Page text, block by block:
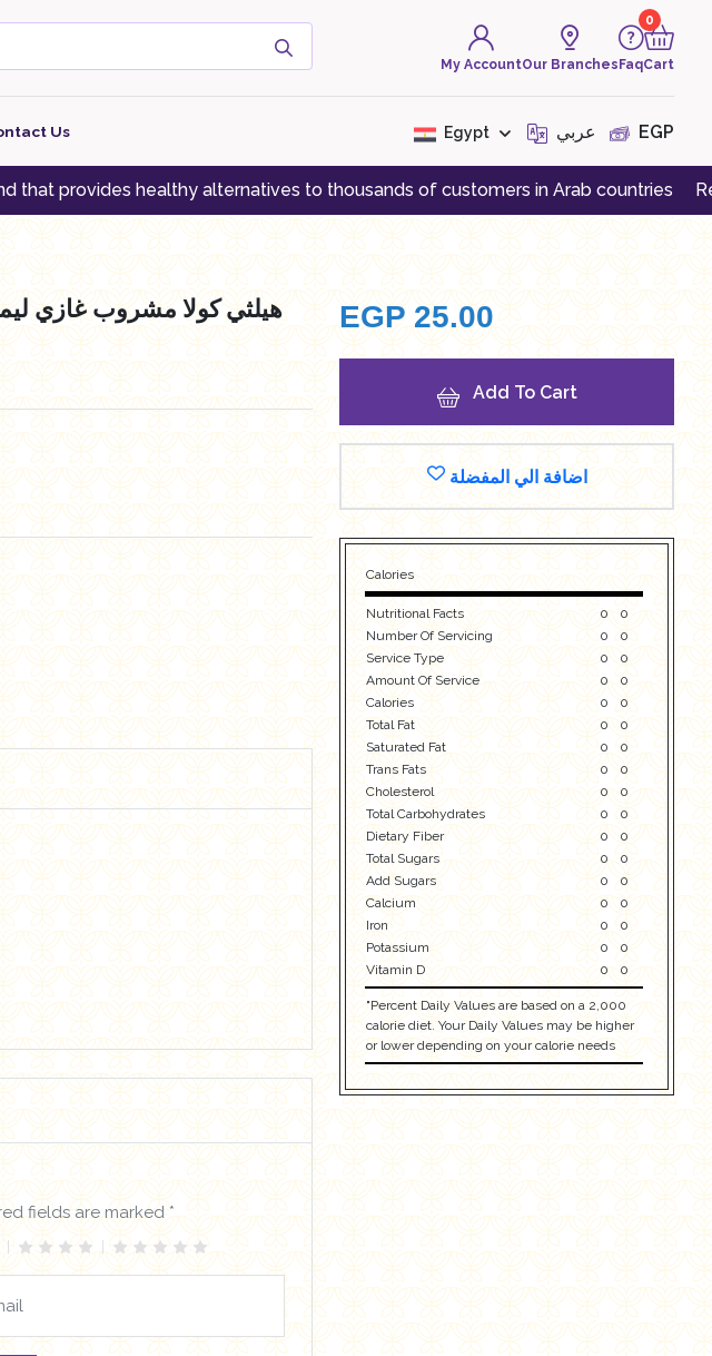
My AccountOur Branches Faq
0
Cart
There are no products to
display at the moment
Us Egypt عربي EGP
healthy alternatives to thousands of customers in Arab countries Register an
fields are marked *
EGP 25.00
Add To Cart
اضافة الي المفضلة
Calories
Nutritional Facts 0
0
Number Of Servicing
0
0
Service Type
0
0
Amount Of Service
0
0
Calories
0
0
Total Fat
0
0
Saturated Fat
0
0
Trans Fats
0
0
Cholesterol
0
0
Total Carbohydrates
0
0
Dietary Fiber
0
0
Total Sugars
0
0
Add Sugars
0
0
Calcium
0
0
Iron
0
0
Potassium
0
0
Vitamin D
0 0
"Percent Daily Values are based on a 2,000
calorie diet. Your Daily Values may be higher
or lower depending on your calorie needs